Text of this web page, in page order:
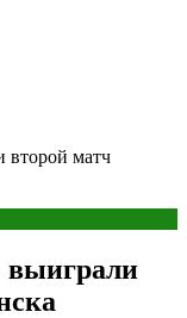
второй матч
выиграли